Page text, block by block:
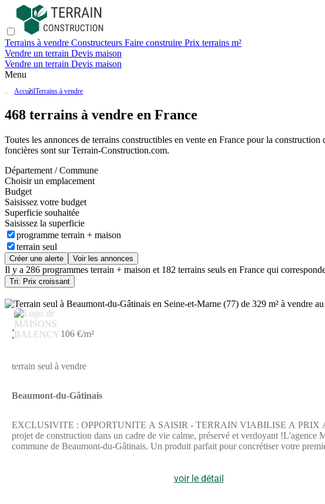
Terrains à vendre Constructeurs Faire construire Prix terrains m²
Vendre un terrain Devis maison
Vendre un terrain Devis maison
Menu
AccueilTerrains à vendre
468 terrains à vendre en France
Toutes les annonces de terrains constructibles en vente en France pour la construction
foncières sont surTerrain-Construction.com.
Département / Commune
Choisir un emplacement
Budget
Saisissez votre budget
Superficie souhaitée
Saisissez la superficie
programme terrain + maison
terrain seul
Créer une alerte Voir les annonces
Il y a 286 programmes terrain + maison et 182 terrains seuls en France qui
Tri: Prix croissant
35 000 €106 €/m²
terrain seul à vendre
Beaumont-du-Gâtinais
EXCLUSIVITE : OPPORTUNITE A SAISIR - TERRAIN VIABILISE A PRIX
projet de construction dans un cadre de vie calme, préservé et verdoyant
commune de Beaumont-du-Gâtinais. Un produit parfait pour concrétiser votre
15,61 mètres linéaires : Avec plus de 15 ml de façade, ce terrain offre une
idéale : Une parcelle de 329 m2, idéale pour concevoir une maison neuve sur
:Beaumont-du-Gâtinais offre la douceur de vivre d'un village historique du Sud de
voir le détail